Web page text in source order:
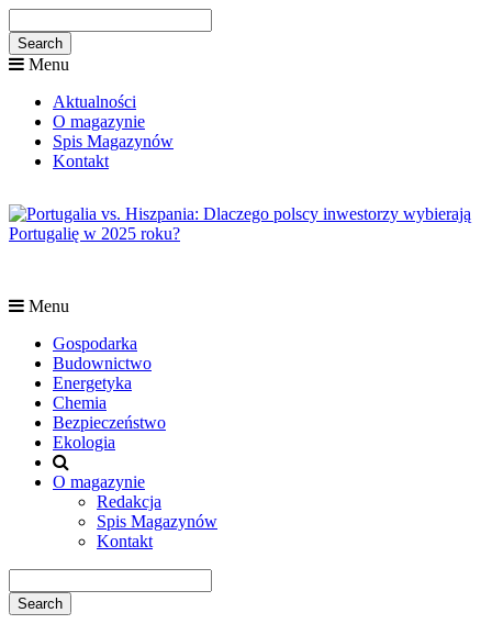
Menu
Aktualności
O magazynie
Spis Magazynów
Kontakt
Menu
Gospodarka
Budownictwo
Energetyka
Chemia
Bezpieczeństwo
Ekologia
O magazynie
Redakcja
Spis Magazynów
Kontakt